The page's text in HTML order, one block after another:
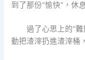
到了那份“愉快”，休
過了心思上的“
動把渣滓扔進渣滓桶